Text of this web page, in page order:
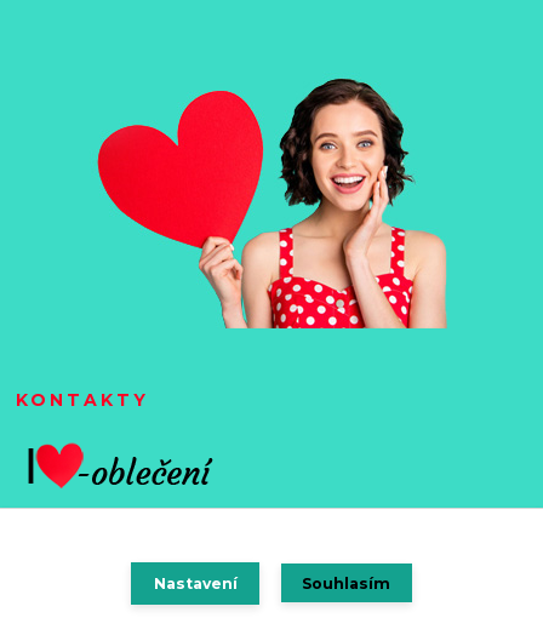
KONTAKTY
Nastavení Souhlasím